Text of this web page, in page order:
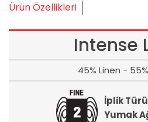
Ürün Özellikleri
Intense
45% Linen -
İplik
Yumak